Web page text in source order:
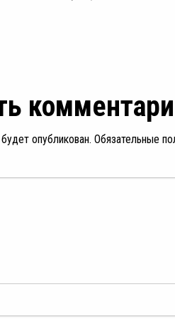
опубликован. Обязательные